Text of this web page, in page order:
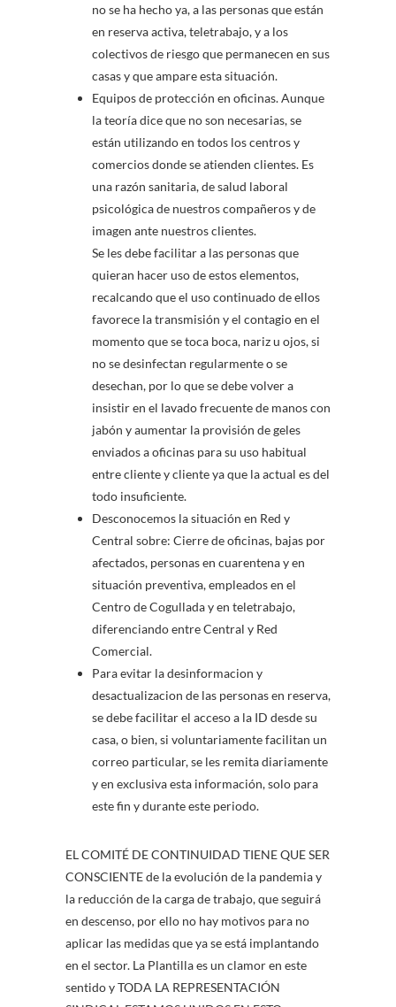
no se ha hecho ya, a las personas que están
en reserva activa, teletrabajo, y a los
colectivos de riesgo que permanecen en sus
casas y que ampare esta situación.
Equipos de protección en oficinas. Aunque
la teoría dice que no son necesarias, se
están utilizando en todos los centros y
comercios donde se atienden clientes. Es
una razón sanitaria, de salud laboral
psicológica de nuestros compañeros y de
imagen ante nuestros clientes.
Se les debe facilitar a las personas que
quieran hacer uso de estos elementos,
recalcando que el uso continuado de ellos
favorece la transmisión y el contagio en el
momento que se toca boca, nariz u ojos, si
no se desinfectan regularmente o se
desechan, por lo que se debe volver a
insistir en el lavado frecuente de manos con
jabón y aumentar la provisión de geles
enviados a oficinas para su uso habitual
entre cliente y cliente ya que la actual es del
todo insuficiente.
Desconocemos la situación en Red y
Central sobre: Cierre de oficinas, bajas por
afectados, personas en cuarentena y en
situación preventiva, empleados en el
Centro de Cogullada y en teletrabajo,
diferenciando entre Central y Red
Comercial.
Para evitar la desinformacion y
desactualizacion de las personas en reserva,
se debe facilitar el acceso a la ID desde su
casa, o bien, si voluntariamente facilitan un
correo particular, se les remita diariamente
y en exclusiva esta información, solo para
este fin y durante este periodo.
EL COMITÉ DE CONTINUIDAD TIENE QUE SER
CONSCIENTE de la evolución de la pandemia y
la reducción de la carga de trabajo, que seguirá
en descenso, por ello no hay motivos para no
aplicar las medidas que ya se está implantando
en el sector. La Plantilla es un clamor en este
sentido y TODA LA REPRESENTACIÓN